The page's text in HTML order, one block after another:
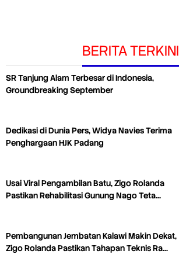
BERITA TERKINI
SR Tanjung Alam Terbesar di Indonesia,
Groundbreaking September
Dedikasi di Dunia Pers, Widya Navies Terima
Penghargaan HJK Padang
Usai Viral Pengambilan Batu, Zigo Rolanda
Pastikan Rehabilitasi Gunung Nago Teta…
Pembangunan Jembatan Kalawi Makin Dekat,
Zigo Rolanda Pastikan Tahapan Teknis Ra…